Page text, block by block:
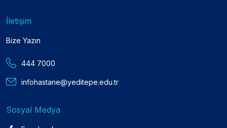
İletişim
Bize Yazın
444 7000
infohastane@yeditepe.edu.tr
Sosyal Medya